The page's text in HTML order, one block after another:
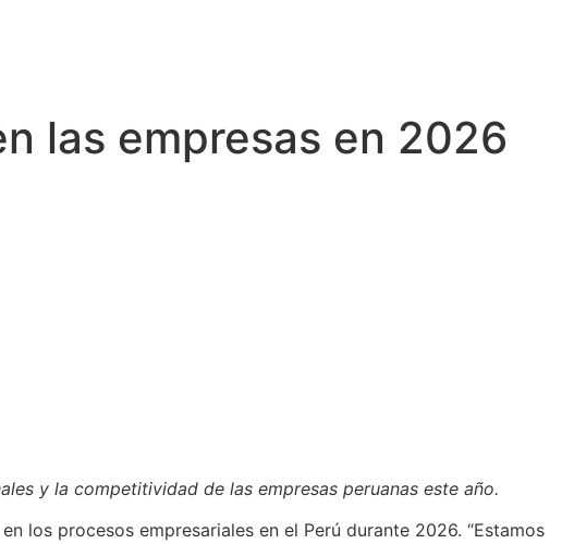
las empresas en 2026
y la competitividad de las empresas peruanas este año.
los procesos empresariales en el Perú durante 2026. “Estamos